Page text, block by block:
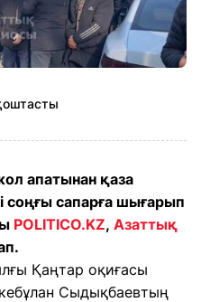
апатынан қаза
соңғы сапарға шығарып
POLITICO.KZ, Азаттық
Қаңтар оқиғасы
Сыдықбаевтың